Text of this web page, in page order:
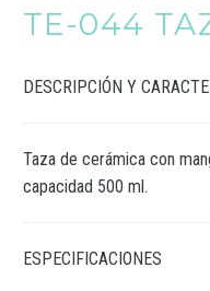
TE-044
DESCRIPCIÓN Y
Taza de cerámica con
capacidad 500 ml.
ESPECIFICACIONES